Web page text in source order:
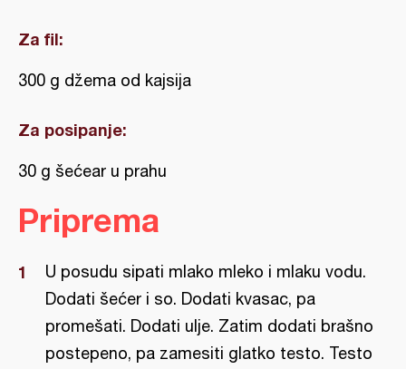
Za fil:
300 g džema od kajsija
Za posipanje:
30 g šećear u prahu
Priprema
U posudu sipati mlako mleko i mlaku vodu.
Dodati šećer i so. Dodati kvasac, pa
promešati. Dodati ulje. Zatim dodati brašno
postepeno, pa zamesiti glatko testo. Testo